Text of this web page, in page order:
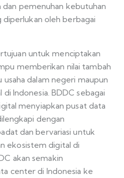
pemenuhan kebutuhan
oleh berbagai
untuk menciptakan
memberikan nilai tambah
dalam negeri maupun
Indonesia. BDDC sebagai
menyiapkan pusat data
dengan
dan bervariasi untuk
ekosistem digital di
akan semakin
center di Indonesia ke